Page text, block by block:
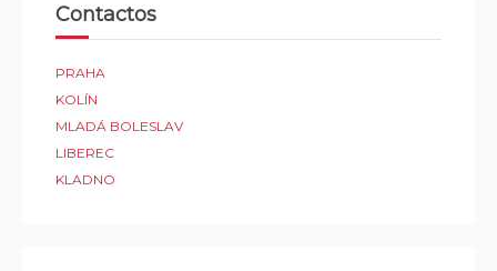
Contactos
PRAHA
KOLÍN
MLADÁ BOLESLAV
LIBEREC
KLADNO